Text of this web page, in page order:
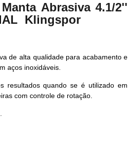
Abrasiva 4.1/2''
Klingspor
de alta qualidade para acabamento e
aços inoxidáveis.
resultados quando se é utilizado em
com controle de rotação.